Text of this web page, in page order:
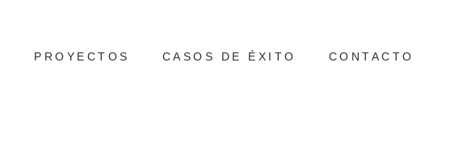
PROYECTOS CASOS DE ÉXITO CONTACTO